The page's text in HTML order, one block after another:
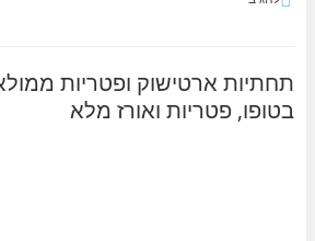
תחתיות ארטישוק ופטריות
בטופו, פטריות ואורז מלא